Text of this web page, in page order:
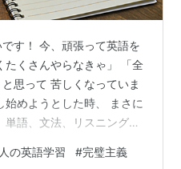
す！ 今、頑張って英語を
くさんやらなきゃ」 「全
思って 苦しくなっていま
めようとした時、 まさに
語、文法、リスニング、
えて、 正直、何から手を
の英語学習 #完璧主義